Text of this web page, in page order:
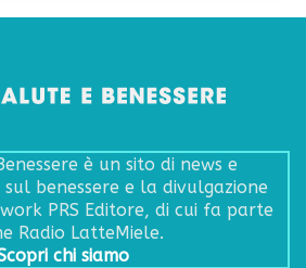
è un sito di news e
benessere e la divulgazione
PRS Editore, di cui fa parte
Radio LatteMiele.
chi siamo